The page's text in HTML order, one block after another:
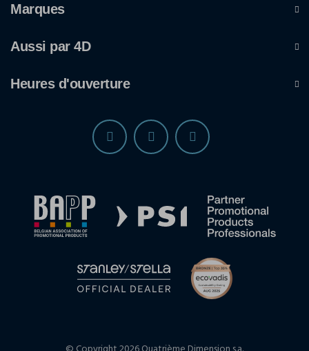
Marques
Aussi par 4D
Heures d'ouverture